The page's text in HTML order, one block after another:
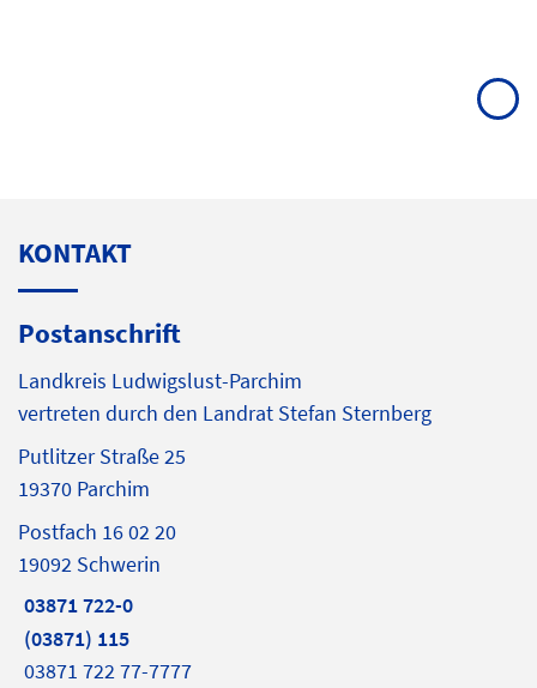
KONTAKT
Postanschrift
Landkreis Ludwigslust-Parchim
vertreten durch den Landrat Stefan Sternberg
Putlitzer Straße 25
19370 Parchim
Postfach 16 02 20
19092 Schwerin
03871 722-0
(03871) 115
03871 722 77-7777